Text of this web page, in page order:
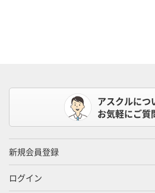
アスクルにつ
お気軽にご質
新規会員登録
ログイン